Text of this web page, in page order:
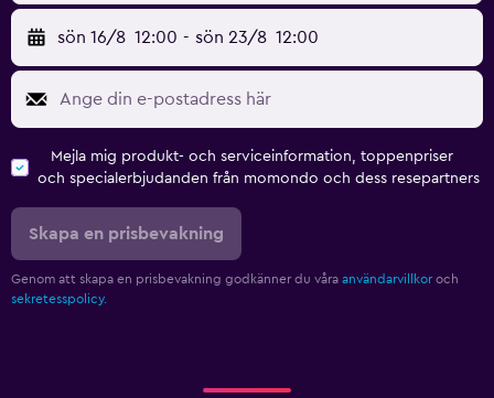
sön 16/8 12:00 - sön 23/8 12:00
Mejla mig produkt- och serviceinformation, toppenpriser
och specialerbjudanden från momondo och dess resepartners
Skapa en prisbevakning
Genom att skapa en prisbevakning godkänner du våra användarvillkor och
sekretesspolicy.